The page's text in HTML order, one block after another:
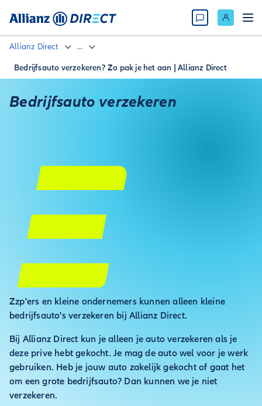
Allianz Direct ...
Bedrijfsauto verzekeren? Zo pak je het aan | Allianz Direct
Bedrijfsauto verzekeren
Zzp'ers en kleine ondernemers kunnen alleen kleine
bedrijfsauto's verzekeren bij Allianz Direct.
Bij Allianz Direct kun je alleen je auto verzekeren als je
deze prive hebt gekocht. Je mag de auto wel voor je werk
gebruiken. Heb je jouw auto zakelijk gekocht of gaat het
om een grote bedrijfsauto? Dan kunnen we je niet
verzekeren.